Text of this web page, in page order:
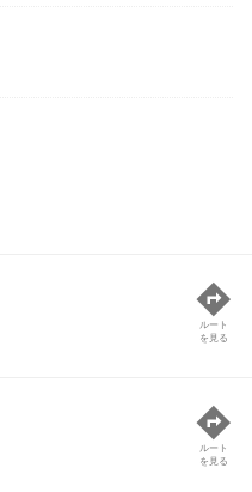
ルート
を見る
ルート
を見る